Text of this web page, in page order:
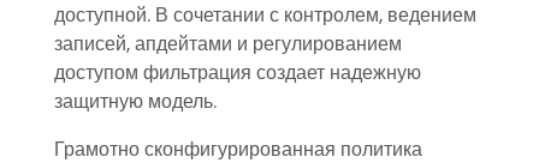
доступной. В сочетании с контролем, ведением
записей, апдейтами и регулированием
доступом фильтрация создает надежную
защитную модель.
Грамотно сконфигурированная политика